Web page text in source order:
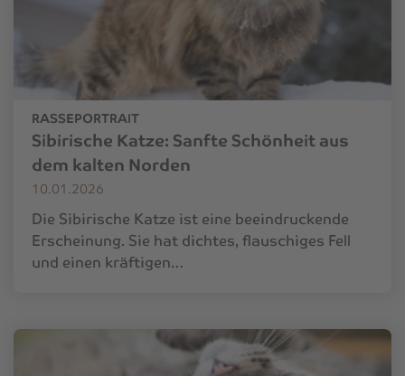
RASSEPORTRAIT
Sibirische Katze: Sanfte Schönheit aus
dem kalten Norden
10.01.2026
Die Sibirische Katze ist eine beeindruckende
Erscheinung. Sie hat dichtes, flauschiges Fell
und einen kräftigen…